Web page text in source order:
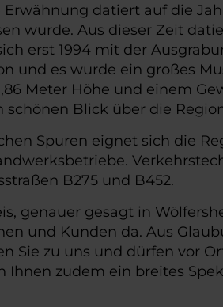
datiert auf die
wurde. Aus dieser Zeit
erst 1994 mit der
und es wurde ein großes
Meter Höhe und einem
Blick über die
Spuren eignet sich die
B275 und B452.
genauer gesagt in
und Kunden da. Aus
Sie zu uns und dürfen vor
zudem ein breites